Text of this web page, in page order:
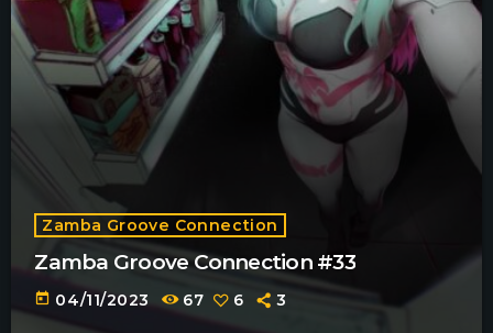
Zamba Groove Connection
Zamba Groove Connection #33
today 04/11/2023 67 6 3